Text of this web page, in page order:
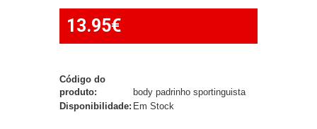
13.95€
Código do
produto:
body padrinho sportinguista
Disponibilidade:Em Stock